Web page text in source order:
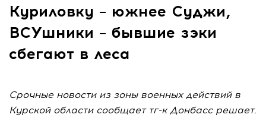
Куриловку – южнее Суджи,
ВСУшники – бывшие зэки
сбегают в леса
Срочные новости из зоны военных действий в
Курской области сообщает тг-к Донбасс решает.